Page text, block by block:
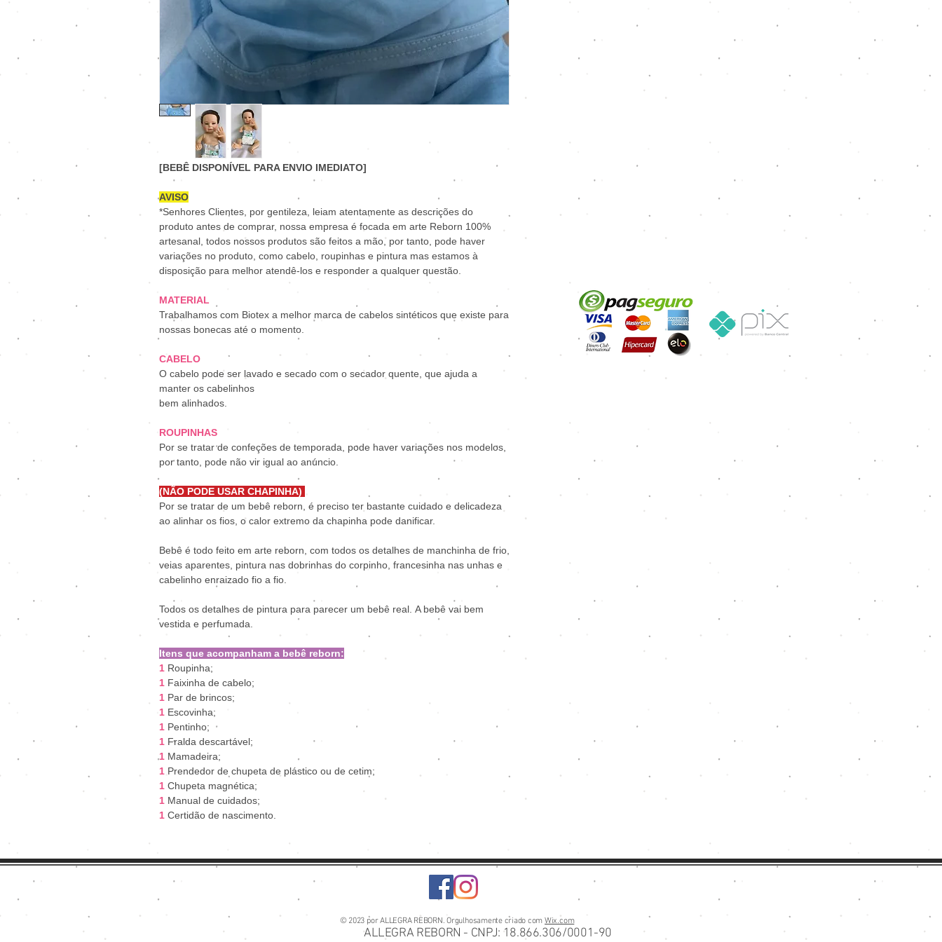
[BEBÊ DISPONÍVEL PARA ENVIO IMEDIATO]
AVISO
*Senhores Clientes, por gentileza, leiam atentamente as descrições do
produto antes de comprar, nossa empresa é focada em arte Reborn 100%
artesanal, todos nossos produtos são feitos a mão, por tanto, pode haver
variações no produto, como cabelo, roupinhas e pintura mas estamos à
disposição para melhor atendê-los e responder a qualquer questão.
MATERIAL
Trabalhamos com Biotex a melhor marca de cabelos sintéticos que existe para
nossas bonecas até o momento.
CABELO
O cabelo pode ser lavado e secado com o secador quente, que ajuda a
manter os cabelinhos
bem alinhados.
ROUPINHAS
Por se tratar de confeções de temporada, pode haver variações nos modelos,
por tanto, pode não vir igual ao anúncio.
(NÃO PODE USAR CHAPINHA)
Por se tratar de um bebê reborn, é preciso ter bastante cuidado e delicadeza
ao alinhar os fios, o calor extremo da chapinha pode danificar.
Bebê é todo feito em arte reborn, com todos os detalhes de manchinha de frio,
veias aparentes, pintura nas dobrinhas do corpinho, francesinha nas unhas e
cabelinho enraizado fio a fio.
Todos os detalhes de pintura para parecer um bebê real. A bebê vai bem
vestida e perfumada.
Itens que acompanham a bebê reborn:
1 Roupinha;
1 Faixinha de cabelo;
1 Par de brincos;
1 Escovinha;
1 Pentinho;
1 Fralda descartável;
1 Mamadeira;
1 Prendedor de chupeta de plástico ou de cetim;
1 Chupeta magnética;
1 Manual de cuidados;
1 Certidão de nascimento.
© 2023 por ALLEGRA REBORN. Orgulhosamente criado com Wix.com
ALLEGRA REBORN - CNPJ: 18.866.306/0001-90